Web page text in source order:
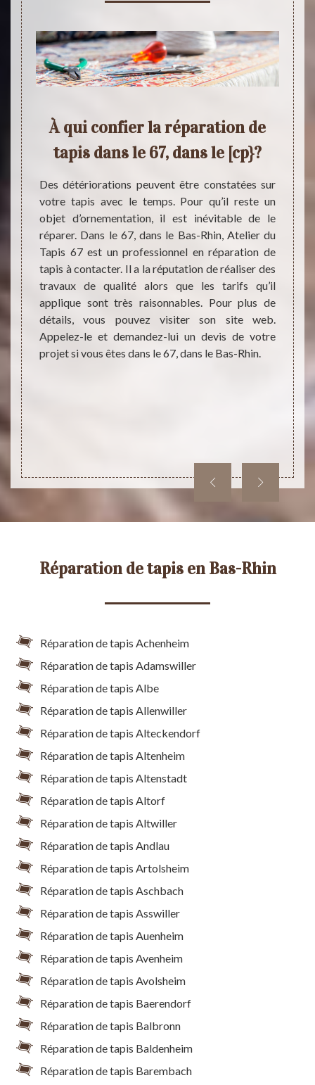
vie
de
très
des
des
à le
À qui confier la réparation de
tapis dans le 67, dans le [cp}?
Des détériorations peuvent être constatées sur
votre tapis avec le temps. Pour qu’il reste un
objet d’ornementation, il est inévitable de le
réparer. Dans le 67, dans le Bas-Rhin, Atelier du
Tapis 67 est un professionnel en réparation de
tapis à contacter. Il a la réputation de réaliser des
travaux de qualité alors que les tarifs qu’il
applique sont très raisonnables. Pour plus de
détails, vous pouvez visiter son site web.
Appelez-le et demandez-lui un devis de votre
projet si vous êtes dans le 67, dans le Bas-Rhin.
Les
avec
de
les
ses
Réparation de tapis en Bas-Rhin
Réparation de tapis Achenheim
Réparation de tapis Adamswiller
Réparation de tapis Albe
Réparation de tapis Allenwiller
Réparation de tapis Alteckendorf
Réparation de tapis Altenheim
Réparation de tapis Altenstadt
Réparation de tapis Altorf
Réparation de tapis Altwiller
Réparation de tapis Andlau
Réparation de tapis Artolsheim
Réparation de tapis Aschbach
Réparation de tapis Asswiller
Réparation de tapis Auenheim
Réparation de tapis Avenheim
Réparation de tapis Avolsheim
Réparation de tapis Baerendorf
Réparation de tapis Balbronn
Réparation de tapis Baldenheim
Réparation de tapis Barembach